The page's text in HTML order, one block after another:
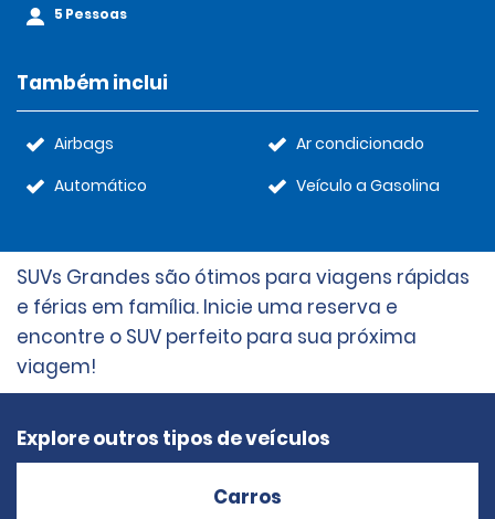
5 Pessoas
Também inclui
Airbags
Automático
Ar condicionado
Veículo a Gasolina
SUVs Grandes são ótimos para viagens rápidas
e férias em família. Inicie uma reserva e
encontre o SUV perfeito para sua próxima
viagem!
Explore outros tipos de veículos
Carros